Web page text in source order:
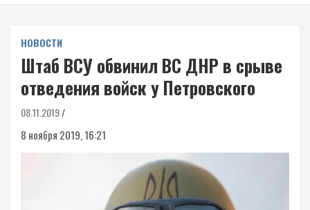
НОВОСТИ
Штаб ВСУ обвинил ВС ДНР в срыве
отведения войск у Петровского
08.11.2019
8 ноября 2019, 16:21